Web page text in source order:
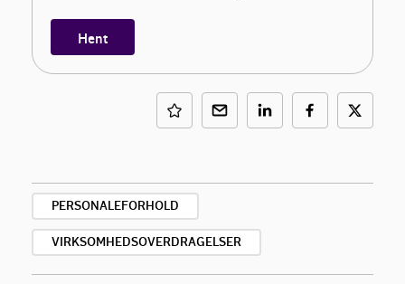
Hent
PERSONALEFORHOLD
VIRKSOMHEDSOVERDRAGELSER